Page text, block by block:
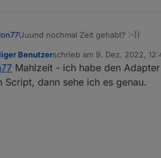
Uuund nochmal Zeit gehabt? :-))
Benutzerschrieb am 9. Dez. 2022,
zuletzt editiert von
Mahlzeit - ich habe den
Script, dann sehe ich es genau.